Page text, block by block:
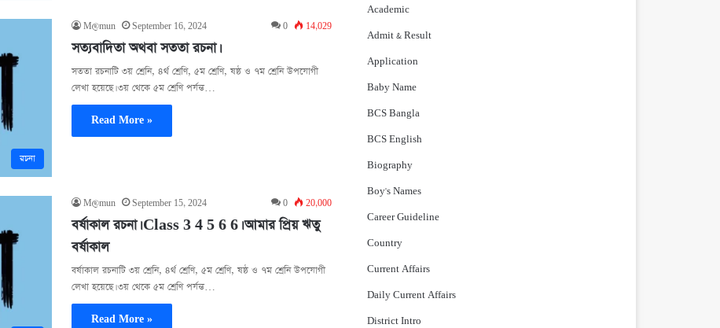
রচনা
M@mun September 16, 2024 0 14,029
সত্যবাদিতা অথবা সততা রচনা।
সততা রচনাটি ৩য় শ্রেনি, ৪র্থ শ্রেণি, ৫ম শ্রেণি, ষষ্ঠ ও ৭ম শ্রেনি উপযোগী
লেখা হয়েছে। ৩য় থেকে ৫ম শ্রেণি পর্যন্ত…
Read More »
M@mun September 15, 2024 0 20,000
বর্ষাকাল রচনা। Class 3 4 5 6 6। আমার প্রিয় ঋতু
বর্ষাকাল
বর্ষাকাল রচনাটি ৩য় শ্রেনি, ৪র্থ শ্রেণি, ৫ম শ্রেণি, ষষ্ঠ ও ৭ম শ্রেনি উপযোগী
লেখা হয়েছে। ৩য় থেকে ৫ম শ্রেণি পর্যন্ত…
Read More »
Academic
Admit & Result
Application
Baby Name
BCS Bangla
BCS English
Biography
Boy's Names
Career Guideline
Country
Current Affairs
Daily Current Affairs
District Intro